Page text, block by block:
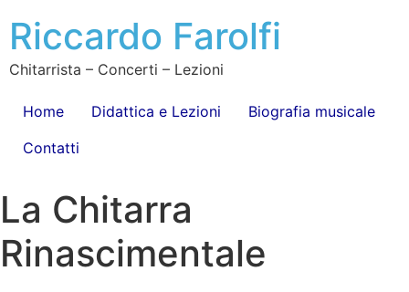
Riccardo Farolfi
Chitarrista – Concerti – Lezioni
Home Didattica e Lezioni
Biografia musicale
Contatti
La Chitarra
Rinascimentale